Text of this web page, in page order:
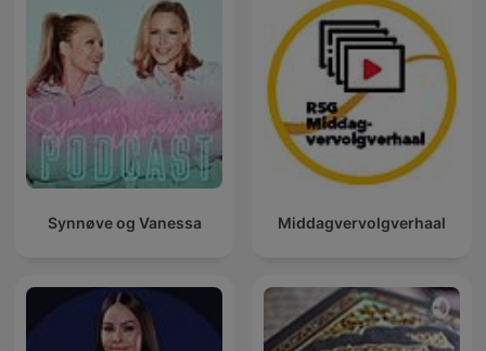
Synnøve og Vanessa Middagvervolgverhaal